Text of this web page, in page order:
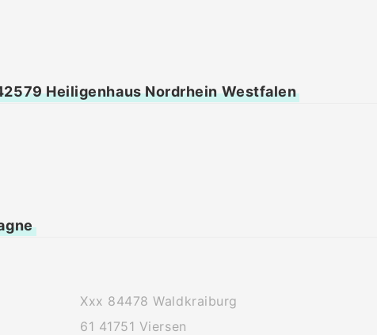
Heiligenhaus Nordrhein Westfalen
Xxx 84478 Waldkraiburg
61 41751 Viersen